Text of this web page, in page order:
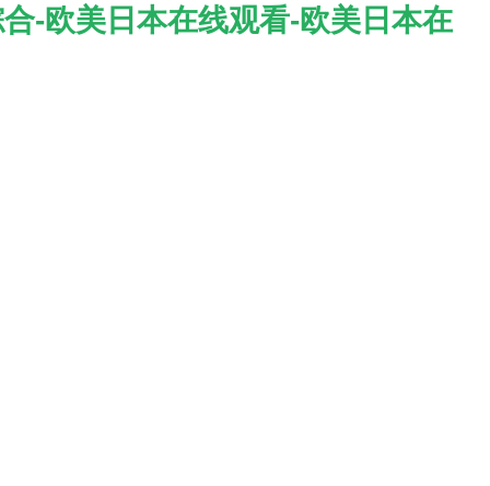
-欧美日本在线观看-欧美日本在